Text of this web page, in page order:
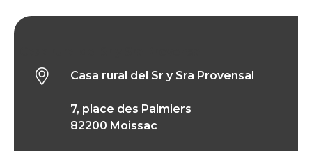
Casa rural del Sr y Sra Provensal
7, place des Palmiers
82200 Moissac